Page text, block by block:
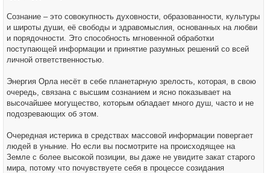
Сознание – это совокупность духовности, образованности, культуры
и широты души, её свободы и здравомыслия, основанных на любви
и порядочности. Это способность мгновенной обработки
поступающей информации и принятие разумных решений со всей
личной ответственностью.
Энергия Орла несёт в себе планетарную зрелость, которая, в свою
очередь, связана с высшим сознанием и ясно показывает на
высочайшее могущество, которым обладает много душ, часто и не
подозревающих об этом.
Очередная истерика в средствах массовой информации повергает
людей в уныние. Но если вы посмотрите на происходящее на
Земле с более высокой позиции, вы даже не увидите закат старого
мира, потому что почувствуете себя в процессе созидания